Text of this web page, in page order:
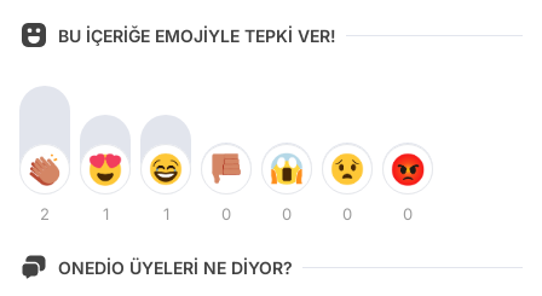
BU İÇERİĞE EMOJİYLE TEPKİ VER!
2 1 1 0 0 0 0
ONEDİO ÜYELERİ NE DİYOR?